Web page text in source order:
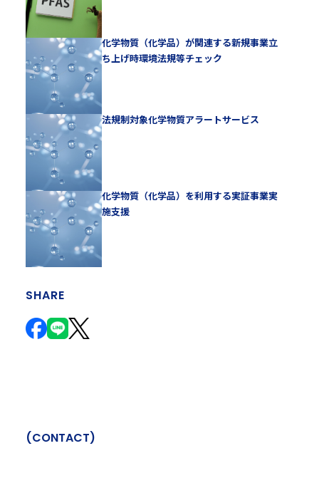
化学物質（化学品）が関連する新規事業立
ち上げ時環境法規等チェック
法規制対象化学物質アラートサービス
化学物質（化学品）を利用する実証事業実
施支援
SHARE
(CONTACT)